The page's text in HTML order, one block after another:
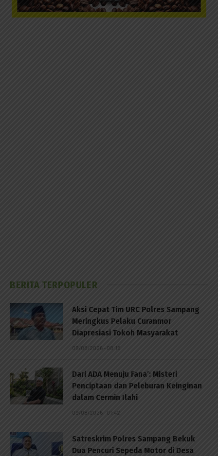
BERITA TERPOPULER
Aksi Cepat Tim URC Polres Sampang
Meringkus Pelaku Curanmor
Diapresiasi Tokoh Masyarakat
09/08/2026 - 08:18
Dari ADA Menuju Fana’: Misteri
Penciptaan dan Peleburan Keinginan
dalam Cermin Ilahi
09/08/2026 - 01:42
Satreskrim Polres Sampang Bekuk
Dua Pencuri Sepeda Motor di Desa